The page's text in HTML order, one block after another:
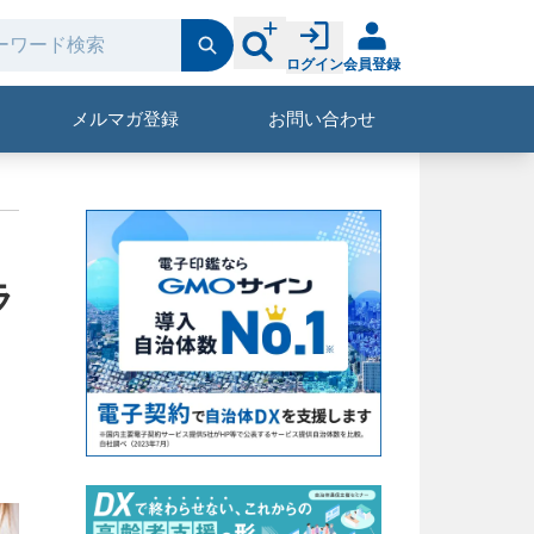
ログイン会員登録
メルマガ登録 お問い合わせ